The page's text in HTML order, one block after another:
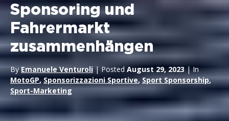
Sponsoring und
Fahrermarkt
zusammenhängen
ByEmanuele Venturoli| Posted August 29, 2023| In
MotoGP,Sponsorizzazioni Sportive, Sport Sponsorship,
Sport-Marketing